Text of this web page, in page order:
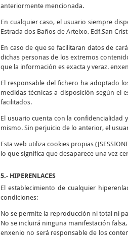
anteriormente mencionada.
En cualquier caso, el usuario siempre
Estrada dos Baños de Arteixo, Edf.San
En caso de que se facilitaran datos de
dichas personas de los extremos
que la información es exacta y veraz.
El responsable del fichero ha adoptado
medidas técnicas a disposición según el
facilitados.
El usuario cuenta con la confidencialidad
mismo. Sin perjuicio de lo anterior, el
Esta web utiliza cookies propias
lo que significa que desaparece una vez
5.- HIPERENLACES
El establecimiento de cualquier
condiciones:
No se permite la reproducción ni total ni
No se incluirá ninguna manifestación
enxenio no será responsable de los